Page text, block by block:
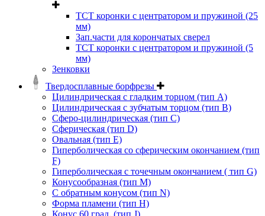
ТСТ коронки с центратором и пружиной (25
мм)
Зап.части для корончатых сверел
ТСТ коронки с центратором и пружиной (5
мм)
Зенковки
Твердосплавные борфрезы
Цилиндрическая с гладким торцом (тип А)
Цилиндрическая с зубчатым торцом (тип В)
Сферо-цилиндрическая (тип С)
Сферическая (тип D)
Овальная (тип Е)
Гиперболическая со сферическим окончанием (тип
F)
Гиперболическая с точечным окончанием ( тип G)
Конусообразная (тип М)
C обратным конусом (тип N)
Форма пламени (тип H)
Конус 60 град. (тип J)